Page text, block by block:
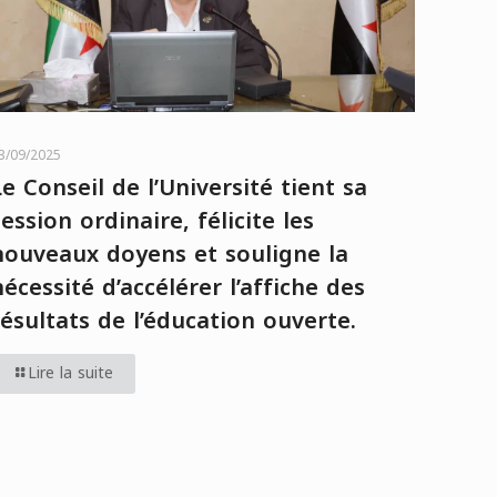
09/2025
Conseil de l’Université tient sa
ordinaire, félicite les
doyens et souligne la
d’accélérer l’affiche des
de l’éducation ouverte.
Lire la suite